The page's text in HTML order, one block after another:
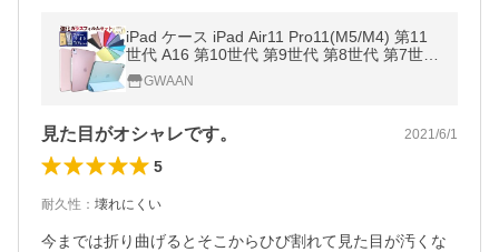
iPad ケース iPad Air11 Pro11(M5/M4) 第11
世代 A16 第10世代 第9世代 第8世代 第7世代
第5世代 Air5 Air4 mini7/6/5/4/3/2 Air2 強化ガ
ラスフィルムセット
GWAAN
見た目がオシャレです。 2021/6/1
5
耐久性 ： 壊れにくい
今までは折り曲げるとそこからひび割れて見た目が汚くな